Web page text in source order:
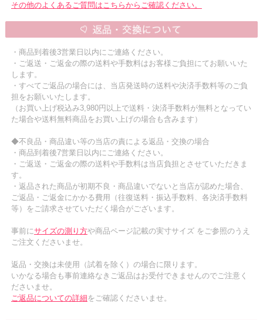
その他のよくあるご質問はこちらからご確認ください。
・商品到着後3営業日以内にご連絡ください。
・ご返送・ご返金の際の送料や手数料はお客様ご負担にてお願いいた
します。
・すべてご返品の場合には、当店発送時の送料や決済手数料等のご負
担をお願いいたします。
（お買い上げ税込み3,980円以上で送料・決済手数料が無料となってい
た場合や送料無料商品をお買い上げの場合も含みます）
◆不良品・商品違い等の当店の責による返品・交換の場合
・商品到着後7営業日以内にご連絡ください。
・ご返送・ご返金の際の送料や手数料は当店負担とさせていただきま
す。
・返品された商品が初期不良・商品違いでないと当店が認めた場合、
ご返品・ご返金にかかる費用（往復送料・振込手数料、各決済手数料
等）をご請求させていただく場合がございます。
事前にサイズの測り方や商品ページ記載の実寸サイズ をご参照のうえ
ご注文くださいませ。
返品・交換は未使用（試着を除く）の場合に限ります。
いかなる場合も事前連絡なきご返品はお受付できませんのでご注意く
ださいませ。
ご返品についての詳細をご確認くださいませ。